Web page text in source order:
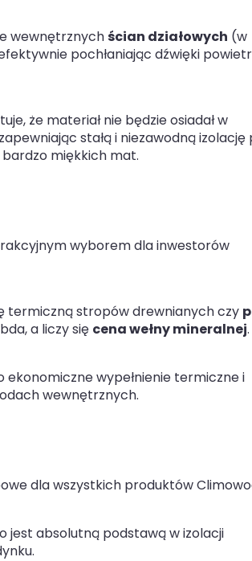
wewnętrznychścian działowych (w
pochłaniając dźwięki
że materiał nie będzie osiadał w
stałą i niezawodną izolację
miękkich mat.
wyborem dla inwestorów
termiczną stropów drewnianych czy
a liczy się cena wełny mineralnej.
wypełnienie termiczne i
wewnętrznych.
dla wszystkich produktów
jest absolutną podstawą w izolacji